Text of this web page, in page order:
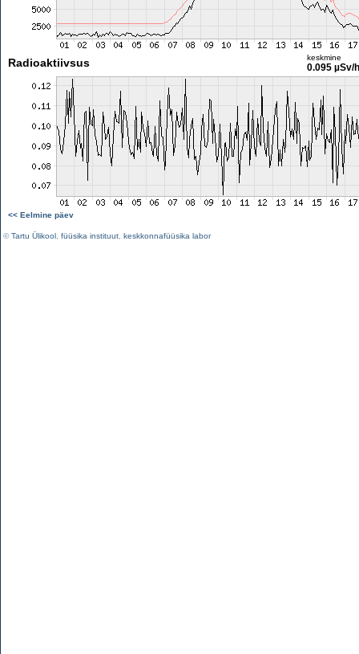
Radioaktiivsus keskmine
0.095 µSv/h
<< Eelmine päev
©Tartu Ülikool füüsika instituut keskkonnafüüsika labor